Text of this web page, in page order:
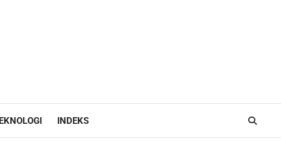
INDEKS